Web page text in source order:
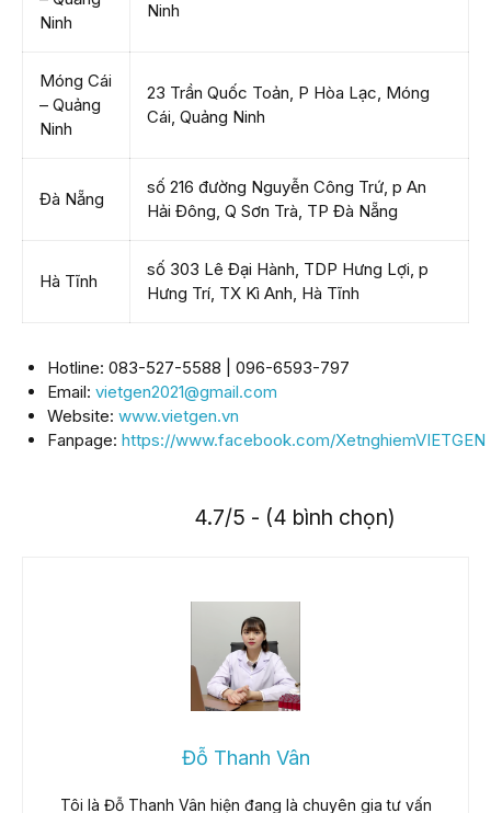
Ninh
Ninh
Móng Cái
– Quảng
Ninh
23 Trần Quốc Toản, P Hòa Lạc, Móng
Cái, Quảng Ninh
Đà Nẵng
số 216 đường Nguyễn Công Trứ, p An
Hải Đông, Q Sơn Trà, TP Đà Nẵng
Hà Tĩnh
số 303 Lê Đại Hành, TDP Hưng Lợi, p
Hưng Trí, TX Kì Anh, Hà Tĩnh
Hotline: 083-527-5588 | 096-6593-797
Email: vietgen2021@gmail.com
Website: www.vietgen.vn
Fanpage: https://www.facebook.com/XetnghiemVIETGEN
4.7/5 - (4 bình chọn)
Đỗ Thanh Vân
Tôi là Đỗ Thanh Vân hiện đang là chuyên gia tư vấn